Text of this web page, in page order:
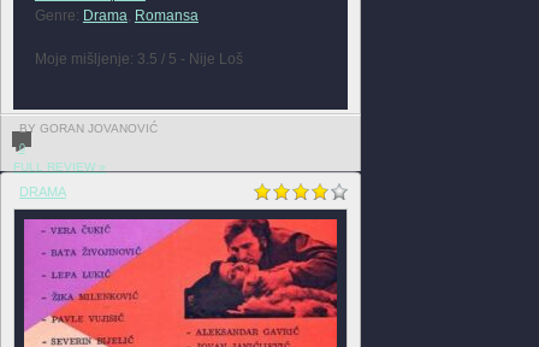
Genre: Drama Romansa
Moje mišljenje: 3.5 / 5 - Nije Loš
BY GORAN JOVANOVIĆ
0
FULL REVIEW »
DRAMA